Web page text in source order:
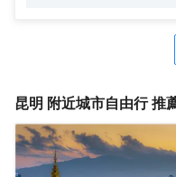
昆明 附近城市自由行 推